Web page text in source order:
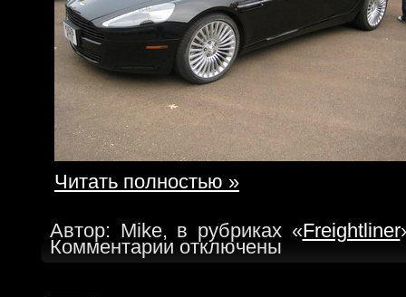
Читать полностью »
Автор: Mike, в рубриках «Freightliner
Комментарии отключены